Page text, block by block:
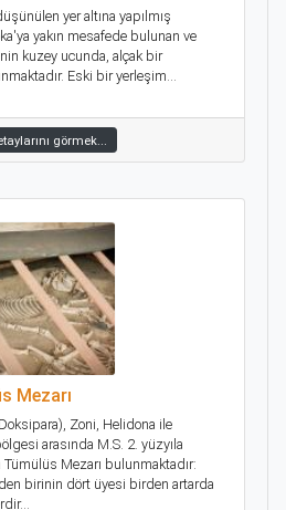
yer altına yapılmış
yakın mesafede bulunan ve
kuzey ucunda, alçak bir
Eski bir yerleşim...
görmek...
Mezarı
Zoni, Helidona ile
arasında M.S. 2. yüzyıla
Mezarı bulunmaktadır:
birinin dört üyesi birden artarda